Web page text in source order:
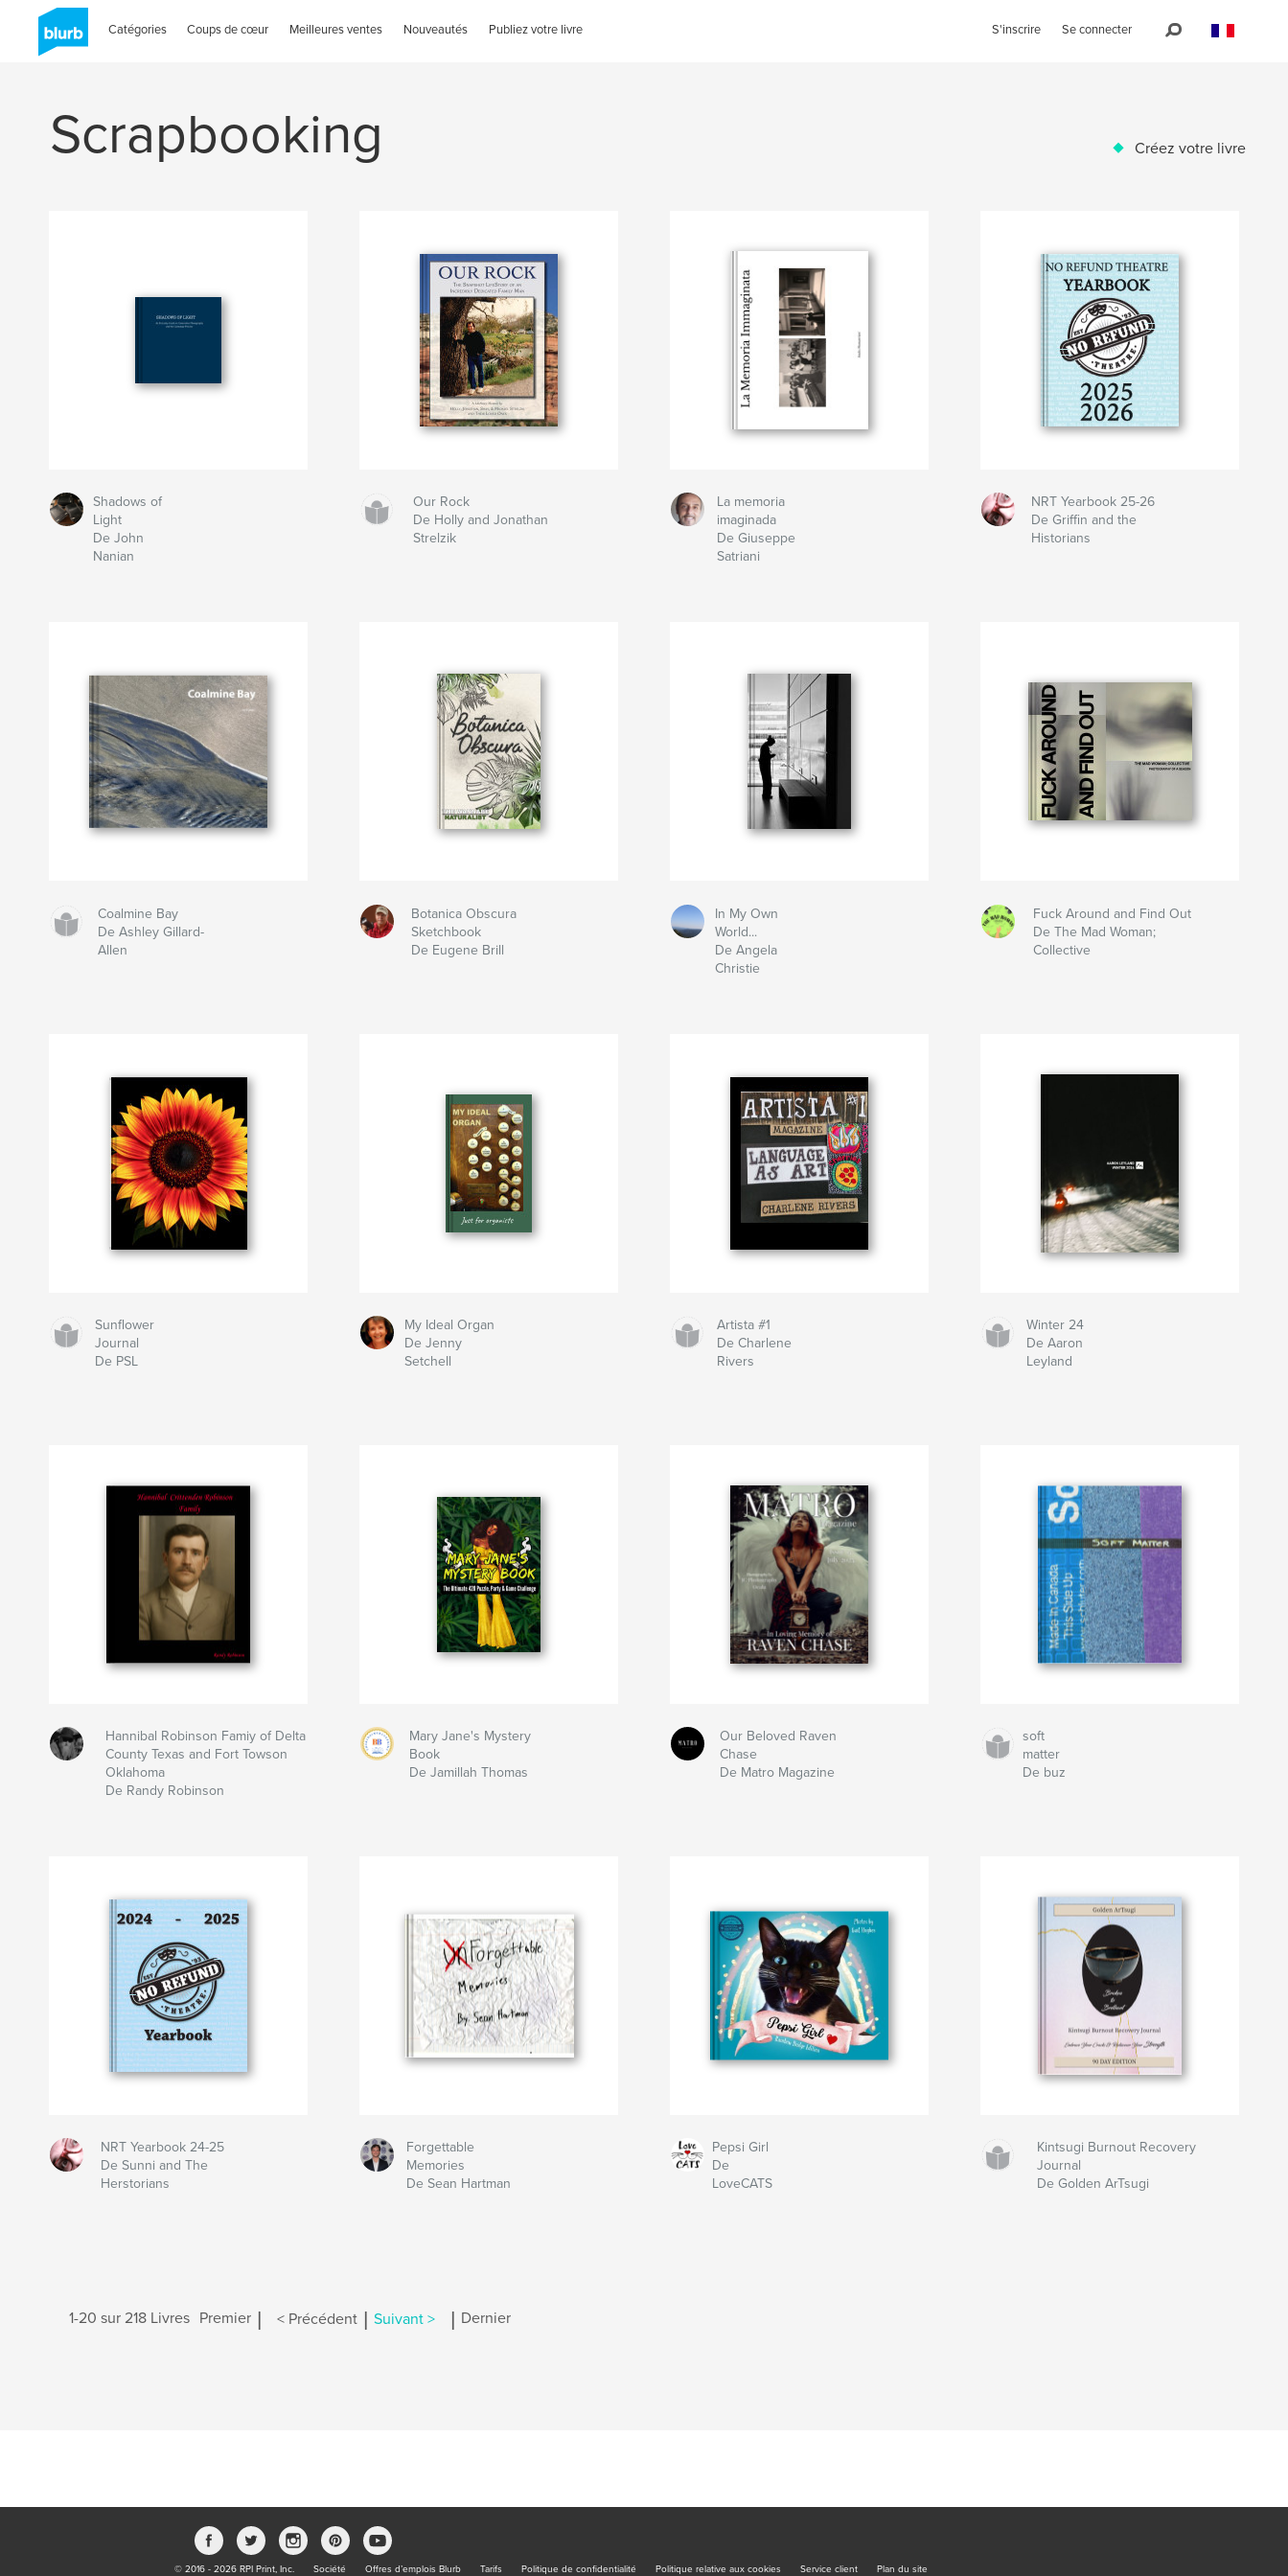
Catégories Coups de cœur Meilleures ventes Nouveautés Publiez votre livre S'inscrire Se connecter
Scrapbooking Créez votre livre
Shadows of
Light
De John
Nanian
Our Rock
De Holly and Jonathan
Strelzik
La memoria
imaginada
De Giuseppe
Satriani
NRT Yearbook 25-26
De Griffin and the
Historians
Coalmine Bay
De Ashley Gillard-
Allen
Botanica Obscura
Sketchbook
De Eugene Brill
In My Own
World...
De Angela
Christie
Fuck Around and Find Out
De The Mad Woman;
Collective
Sunflower
Journal
De PSL
My Ideal Organ
De Jenny
Setchell
Artista #1
De Charlene
Rivers
Winter 24
De Aaron
Leyland
Hannibal Robinson Famiy of Delta
County Texas and Fort Towson
Oklahoma
De Randy Robinson
Mary Jane's Mystery
Book
De Jamillah Thomas
Our Beloved Raven
Chase
De Matro Magazine
soft
matter
De buz
NRT Yearbook 24-25
De Sunni and The
Herstorians
Forgettable
Memories
De Sean Hartman
Pepsi Girl
De
LoveCATS
Kintsugi Burnout Recovery
Journal
De Golden ArTsugi
1-20 sur 218 Livres Premier < Précédent Suivant > Dernier
© 2016 - 2026 RPI Print, Inc. Société Offres d’emplois Blurb Tarifs Politique de confidentialité Politique relative aux cookies Service client Plan du site